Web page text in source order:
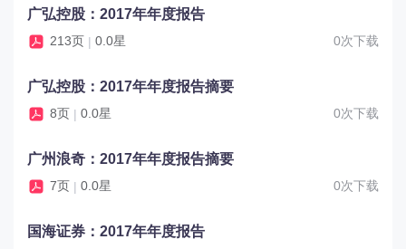
广弘控股：2017年年度报告
213页 | 0.0星 0次下载
广弘控股：2017年年度报告摘要
8页 | 0.0星 0次下载
广州浪奇：2017年年度报告摘要
7页 | 0.0星 0次下载
国海证券：2017年年度报告